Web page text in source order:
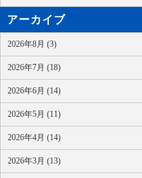
アーカイブ
2026年8月 (3)
2026年7月 (18)
2026年6月 (14)
2026年5月 (11)
2026年4月 (14)
2026年3月 (13)